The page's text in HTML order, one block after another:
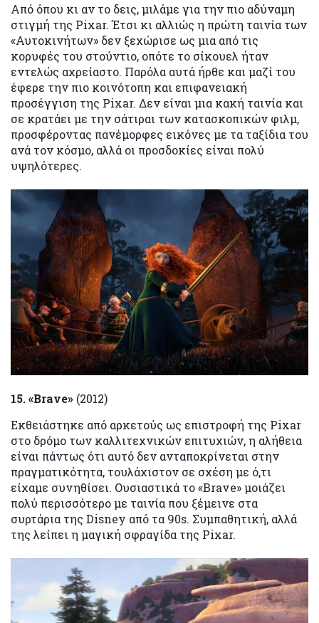
Από όπου κι αν το δεις, μιλάμε για την πιο αδύναμη
στιγμή της Pixar. Έτσι κι αλλιώς η πρώτη ταινία των
«Αυτοκινήτων» δεν ξεχώρισε ως μια από τις
κορυφές του στούντιο, οπότε το σίκουελ ήταν
εντελώς αχρείαστο. Παρόλα αυτά ήρθε και μαζί του
έφερε την πιο κοινότοπη και επιφανειακή
προσέγγιση της Pixar. Δεν είναι μια κακή ταινία και
σε κρατάει με την σάτιραι των κατασκοπικών φιλμ,
προσφέροντας πανέμορφες εικόνες με τα ταξίδια του
ανά τον κόσμο, αλλά οι προσδοκίες είναι πολύ
υψηλότερες.
15. «Brave» (2012)
Εκθειάστηκε από αρκετούς ως επιστροφή της Pixar
στο δρόμο των καλλιτεχνικών επιτυχιών, η αλήθεια
είναι πάντως ότι αυτό δεν ανταποκρίνεται στην
πραγματικότητα, τουλάχιστον σε σχέση με ό,τι
είχαμε συνηθίσει. Ουσιαστικά το «Brave» μοιάζει
πολύ περισσότερο με ταινία που ξέμεινε στα
συρτάρια της Disney από τα 90s. Συμπαθητική, αλλά
της λείπει η μαγική σφραγίδα της Pixar.